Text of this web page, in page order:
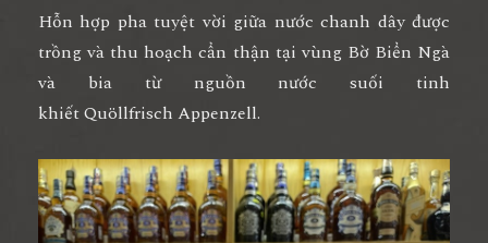
Hỗn hợp pha tuyệt vời giữa nước chanh dây được
trồng và thu hoạch cẩn thận tại vùng Bờ Biển Ngà
và bia từ nguồn nước suối tinh
khiết Quöllfrisch Appenzell.